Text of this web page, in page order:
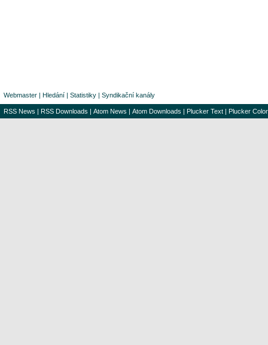
Webmaster | Hledání | Statistiky | Syndikační kanály
RSS News | RSS Downloads | Atom News | Atom Downloads | Plucker Text | Plucker Color